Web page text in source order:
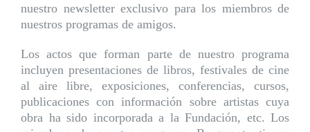
nuestro newsletter exclusivo para los miembros de
nuestros programas de amigos.
Los actos que forman parte de nuestro programa
incluyen presentaciones de libros, festivales de cine
al aire libre, exposiciones, conferencias, cursos,
publicaciones con información sobre artistas cuya
obra ha sido incorporada a la Fundación, etc. Los